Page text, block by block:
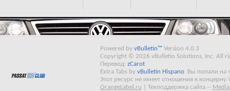
Powered by vBulletin™ Version 4.0.3
Copyright © 2026 vBulletin Solutions, Inc. All
Перевод: zCarot
Extra Tabs by vBulletin Hispano
Вы попали на
Этот ресурс не имеет отношения к концерну
OrangeLabel.ru
Техподдержка сайта --